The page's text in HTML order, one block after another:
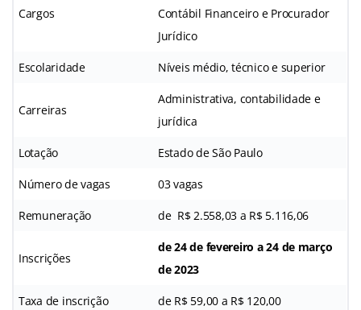
Cargos
Contábil Financeiro e Procurador
Jurídico
Escolaridade Níveis médio, técnico e superior
Carreiras
Administrativa, contabilidade e
jurídica
Lotação Estado de São Paulo
Número de vagas 03 vagas
Remuneração de R$ 2.558,03 a R$ 5.116,06
Inscrições
de 24 de fevereiro a 24 de março
de 2023
Taxa de inscrição de R$ 59,00 a R$ 120,00